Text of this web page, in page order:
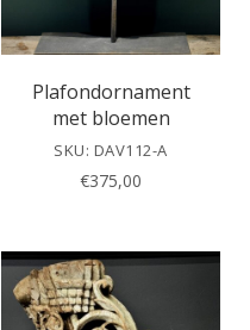
Plafondornament
met bloemen
SKU: DAV112-A
€375,00